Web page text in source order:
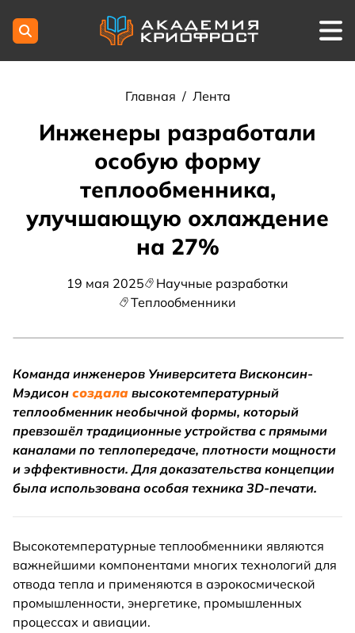
Главная / Лента
Инженеры разработали
особую форму
теплообменника,
улучшающую охлаждение
на 27%
19 мая 2025
Научные разработки
Теплообменники
Команда инженеров Университета Висконсин-
Мэдисон создала высокотемпературный
теплообменник необычной формы, который
превзошёл традиционные устройства с прямыми
каналами по теплопередаче, плотности мощности
и эффективности. Для доказательства концепции
была использована особая техника 3D-печати.
Высокотемпературные теплообменники являются
важнейшими компонентами многих технологий для
отвода тепла и применяются в аэрокосмической
промышленности, энергетике, промышленных
процессах и авиации.